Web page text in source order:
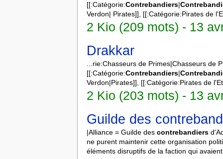
[[:Catégorie:Contrebandiers|
Verdon| Pirates]], [[:Catégorie:Pirates de l'E
2 Kio (209 mots) - 13
Drakkar
...rie:Chasseurs de Primes|Chasseurs de
[[:Catégorie:Contrebandiers|
Verdon|Pirates]], [[:Catégorie:Pirates de l'Et
2 Kio (203 mots) - 13
Guilde des
|Alliance = Guilde des contrebandiers
ne purent maintenir cette organisation
éléments disruptifs de la faction qui